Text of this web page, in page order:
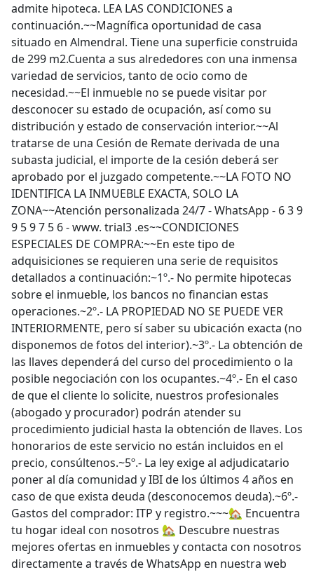
admite hipoteca. LEA LAS CONDICIONES a
continuación.~~Magnífica oportunidad de casa
situado en Almendral. Tiene una superficie construida
de 299 m2.Cuenta a sus alrededores con una inmensa
variedad de servicios, tanto de ocio como de
necesidad.~~El inmueble no se puede visitar por
desconocer su estado de ocupación, así como su
distribución y estado de conservación interior.~~Al
tratarse de una Cesión de Remate derivada de una
subasta judicial, el importe de la cesión deberá ser
aprobado por el juzgado competente.~~LA FOTO NO
IDENTIFICA LA INMUEBLE EXACTA, SOLO LA
ZONA~~Atención personalizada 24/7 - WhatsApp - 6 3 9
9 5 9 7 5 6 - www. trial3 .es~~CONDICIONES
ESPECIALES DE COMPRA:~~En este tipo de
adquisiciones se requieren una serie de requisitos
detallados a continuación:~1º.- No permite hipotecas
sobre el inmueble, los bancos no financian estas
operaciones.~2º.- LA PROPIEDAD NO SE PUEDE VER
INTERIORMENTE, pero sí saber su ubicación exacta (no
disponemos de fotos del interior).~3º.- La obtención de
las llaves dependerá del curso del procedimiento o la
posible negociación con los ocupantes.~4º.- En el caso
de que el cliente lo solicite, nuestros profesionales
(abogado y procurador) podrán atender su
procedimiento judicial hasta la obtención de llaves. Los
honorarios de este servicio no están incluidos en el
precio, consúltenos.~5º.- La ley exige al adjudicatario
poner al día comunidad y IBI de los últimos 4 años en
caso de que exista deuda (desconocemos deuda).~6º.-
Gastos del comprador: ITP y registro.~~~🏡 Encuentra
tu hogar ideal con nosotros 🏡 Descubre nuestras
mejores ofertas en inmuebles y contacta con nosotros
directamente a través de WhatsApp en nuestra web